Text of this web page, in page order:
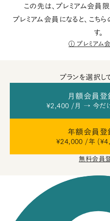
この先は、プレミアム会員
プレミアム会員になると、こち
す。
プレミアム
プランを選択し
月額会員登
¥2,400 /月 → 今だけ
年額会員登
¥24,000 /年
無料会員